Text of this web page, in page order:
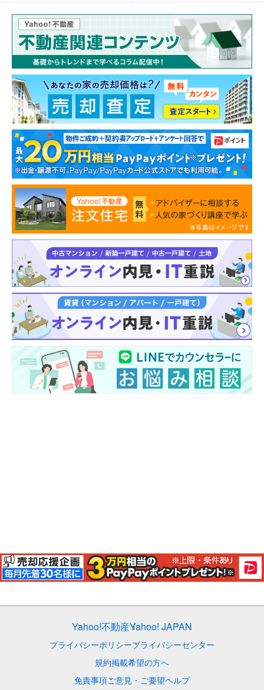
Yahoo!不動産Yahoo! JAPAN
プライバシーポリシープライバシーセンター
規約掲載希望の方へ
免責事項ご意見・ご要望ヘルプ